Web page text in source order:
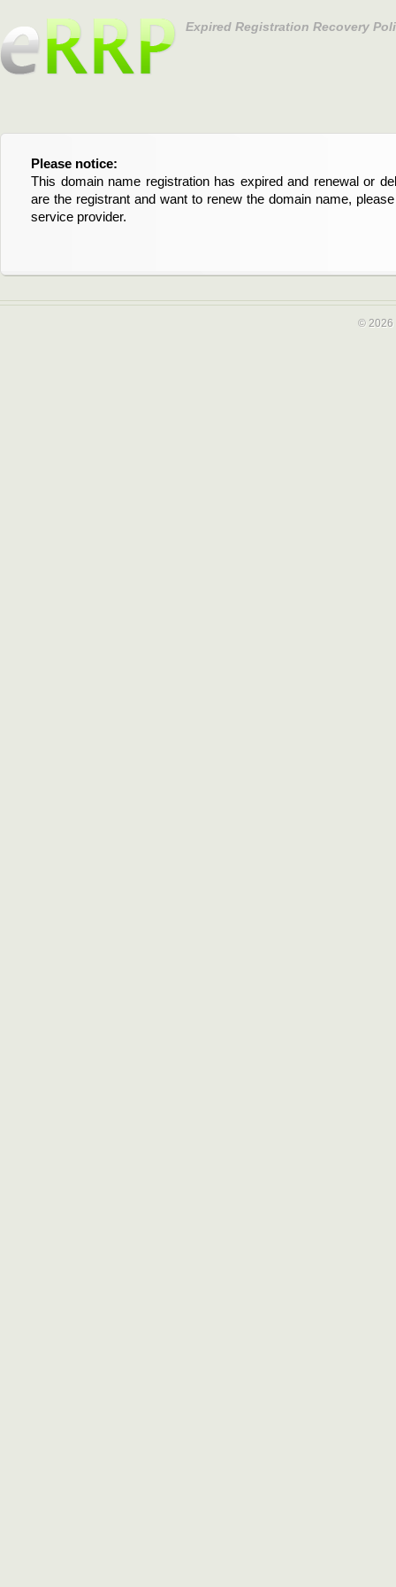
Expired Registration Recovery
Please notice:
This domain name registration has expired and renewal or
are the registrant and want to renew the domain name,
service provider.
Bitte beachten Sie:
Diese Domainregistrierung ist abgelaufen und die
Domain stehen an. Wenn Sie der Registrant sind und
verlängern möchten, kontaktieren Sie bitte Ihren Service-
© 2026